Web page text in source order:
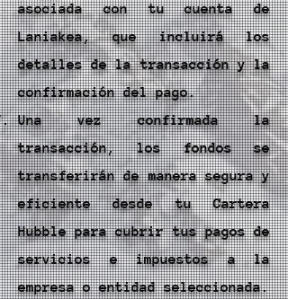
asociada con tu cuenta de
Laniakea, que incluirá los
detalles de la transacción y la
confirmación del pago.
Una vez confirmada la
transacción, los fondos se
transferirán de manera segura y
eficiente desde tu Cartera
Hubble para cubrir tus pagos de
servicios e impuestos a la
empresa o entidad seleccionada.